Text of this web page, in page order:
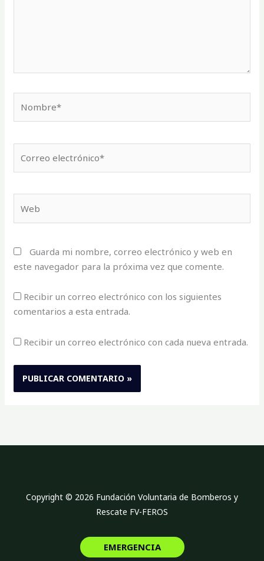
electrónico*
Guarda mi nombre, correo electrónico y web en
este navegador para la próxima vez que comente.
Recibir un correo electrónico con los siguientes
comentarios a esta entrada.
Recibir un correo electrónico con cada nueva entrada.
Copyright © 2026 Fundación Voluntaria de Bomberos y
Rescate FV-FEROS
EMERGENCIA